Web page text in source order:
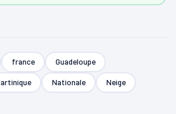
france Guadeloupe
Nationale Neige